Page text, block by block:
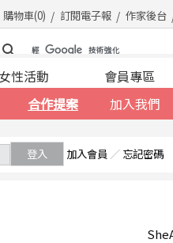
購物車(0) 訂閱電子報 作家後台
合作提案 加入我們
女性活動 會員專區
登入 加入會員 ／ 忘記密碼